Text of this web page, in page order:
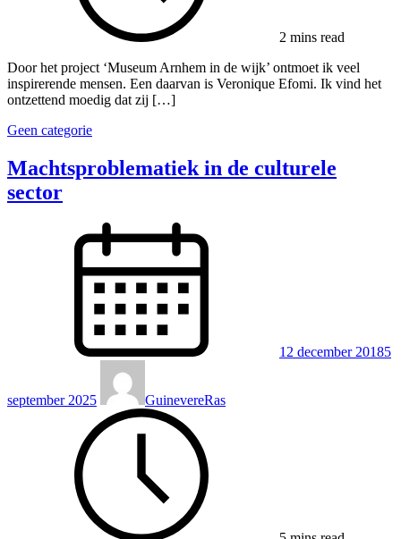
2 mins read
Door het project ‘Museum Arnhem in de wijk’ ontmoet ik veel
inspirerende mensen. Een daarvan is Veronique Efomi. Ik vind het
ontzettend moedig dat zij […]
Geen categorie
Machtsproblematiek in de culturele
sector
12 december 20185
september 2025 GuinevereRas